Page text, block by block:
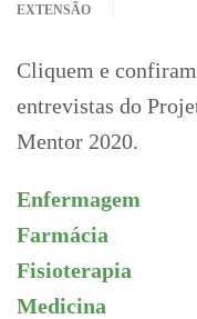
EXTENSÃO
Cliquem e
entrevistas do
Mentor 2020.
Enfermagem
Farmácia
Fisioterapia
Medicina